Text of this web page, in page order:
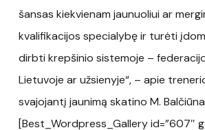
šansas kiekvienam jaunuoliui ar
kvalifikacijos specialybę ir turėti
dirbti krepšinio sistemoje –
Lietuvoje ar užsienyje“, – apie
svajojantį jaunimą skatino M.
[Best_Wordpress_Gallery id=”607″